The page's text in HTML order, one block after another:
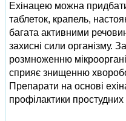
Ехінацею можна придбати
таблеток, крапель,
багата активними
захисні сили організму.
розмноженню
сприяє знищенню
Препарати на основі
профілактики